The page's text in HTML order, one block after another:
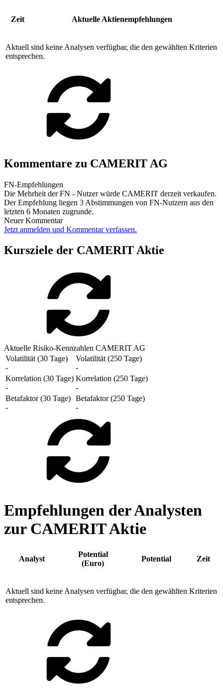
Zeit Aktuelle Aktienempfehlungen
Aktuell sind keine Analysen verfügbar, die den gewählten Kriterien
entsprechen.
Kommentare zu CAMERIT AG
FN-Empfehlungen
Die Mehrheit der FN - Nutzer würde CAMERIT derzeit verkaufen.
Der Empfehlung liegen 3 Abstimmungen von FN-Nutzern aus den
letzten 6 Monaten zugrunde.
Neuer Kommentar
Jetzt anmelden und Kommentar verfassen.
Kursziele der CAMERIT Aktie
Aktuelle Risiko-Kennzahlen CAMERIT AG
Volatilität (30 Tage)
-
Volatilität (250 Tage)
-
Korrelation (30 Tage)
-
Korrelation (250 Tage)
-
Betafaktor (30 Tage)
-
Betafaktor (250 Tage)
-
Empfehlungen der Analysten
zur CAMERIT Aktie
Analyst
Potential
(Euro)
Potential Zeit
Aktuell sind keine Analysen verfügbar, die den gewählten Kriterien
entsprechen.